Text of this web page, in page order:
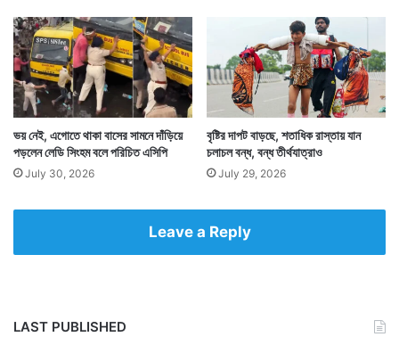
ভয় নেই, এগোতে থাকা বাসের সামনে দাঁড়িয়ে
পড়লেন লেডি সিংহম বলে পরিচিত এসিপি
July 30, 2026
বৃষ্টির দাপট বাড়ছে, শতাধিক রাস্তায় যান
চলাচল বন্ধ, বন্ধ তীর্থযাত্রাও
July 29, 2026
Leave a Reply
LAST PUBLISHED